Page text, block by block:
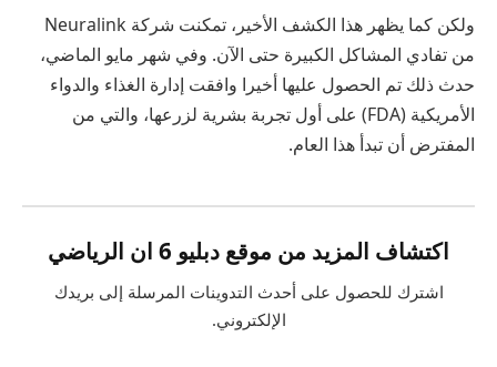
ولكن كما يظهر هذا الكشف الأخير، تمكنت شركة Neuralink
من تفادي المشاكل الكبيرة حتى الآن. وفي شهر مايو الماضي،
حدث ذلك تم الحصول عليها أخيرا وافقت إدارة الغذاء والدواء
الأمريكية (FDA) على أول تجربة بشرية لزرعها، والتي من
المفترض أن تبدأ هذا العام.
اكتشاف المزيد من موقع دبليو 6 ان الرياضي
اشترك للحصول على أحدث التدوينات المرسلة إلى بريدك
الإلكتروني.